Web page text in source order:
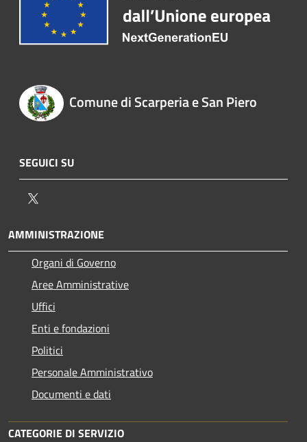
Comune di Scarperia e San Piero
SEGUICI SU
AMMINISTRAZIONE
Organi di Governo
Aree Amministrative
Uffici
Enti e fondazioni
Politici
Personale Amministrativo
Documenti e dati
CATEGORIE DI SERVIZIO